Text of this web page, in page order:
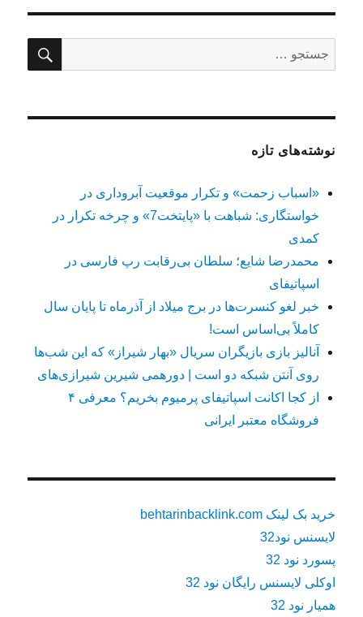
برای:
نوشته‌های تازه
«اسباب زحمت» و تکرار موقعیت آبروداری در
خواستگاری: شباهت با «پایتخت7» و چرخه تکرار در
کمدی
محمدرضا شایع؛ سلطان بی‌رقابت رپ فارسی در
اسپاتیفای
خبر لغو کنسرت‌ها در برج میلاد از آذرماه تا پایان سال
کاملاً بی‌اساس است!
آنالیز بازی بازیگران سریال «بهار شیراز» که این شب‌ها
روی آنتن شبکه دو است | دورهمی شیرین شیرازی‌های
از کجا اکانت اسپاتیفای پرمیوم بخریم؟ معرفی ۴
فروشگاه معتبر ایرانی
خرید بک لینک behtarinbacklink.com
لایسنس نود32
پسورد نود 32
اوکلی لایسنس رایگان نود 32
همیار نود 32